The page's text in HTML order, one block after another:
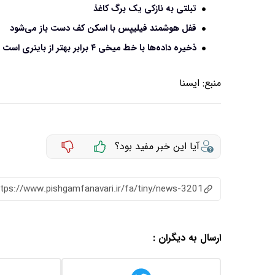
تبلتی به نازکی یک برگ کاغذ
قفل هوشمند فیلیپس با اسکن کف دست باز می‌شود
ذخیره داده‌ها با خط میخی ۴ برابر بهتر از باینری است
منبع: ايسنا
آیا این خبر مفید بود؟
www.pishgamfanavari.ir/fa/tiny/news-3201
ارسال به دیگران :